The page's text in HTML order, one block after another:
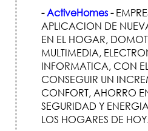
-ActiveHomes-
APLICACION DE
EN EL HOGAR,
MULTIMEDIA,
INFORMATICA, CON
CONSEGUIR UN
CONFORT, AHORRO
SEGURIDAD Y
LOS HOGARES DE